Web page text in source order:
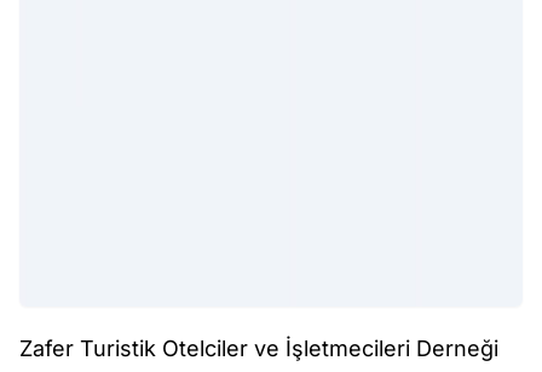
Zafer Turistik Otelciler ve İşletmecileri Derneği